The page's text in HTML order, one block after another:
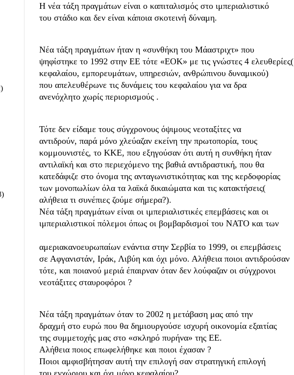
Η νέα τάξη πραγμάτων είναι ο καπιταλισμός στο ιμπεριαλιστικό
του στάδιο και δεν είναι κάποια σκοτεινή δύναμη.
Νέα τάξη πραγμάτων ήταν η «συνθήκη του Μάαστριχτ» που
ψηφίστηκε το 1992 στην ΕΕ τότε «ΕΟΚ» με τις γνώστες 4 ελευθερίες(
κεφαλαίου, εμπορευμάτων, υπηρεσιών, ανθρώπινου δυναμικού)
που απελευθέρωνε τις δυνάμεις του κεφαλαίου για να δρα
ανενόχλητο χωρίς περιορισμούς .
Τότε δεν είδαμε τους σύγχρονους όψιμους νεοταξίτες να
αντιδρούν, παρά μόνο χλεύαζαν εκείνη την πρωτοπορία, τους
κομμουνιστές, το ΚΚΕ, που εξηγούσαν ότι αυτή η συνθήκη ήταν
αντιλαϊκή και στο περιεχόμενο της βαθιά αντιδραστική, που θα
κατεδάφιζε στο όνομα της ανταγωνιστικότητας και της κερδοφορίας
των μονοπωλίων όλα τα λαϊκά δικαιώματα και τις κατακτήσεις(
αλήθεια τι συνέπιες ζούμε σήμερα?).
Νέα τάξη πραγμάτων είναι οι ιμπεριαλιστικές επεμβάσεις και οι
ιμπεριαλιστικοί πόλεμοι όπως οι βομβαρδισμοί του ΝΑΤΟ και των
αμεριακανοευρωπαίων ενάντια στην Σερβία το 1999, οι επεμβάσεις
σε Αφγανιστάν, Ιράκ, Λιβύη και όχι μόνο. Αλήθεια ποιοι αντιδρούσαν
τότε, και ποιανού μεριά έπαιρναν όταν δεν λούφαζαν οι σύγχρονοι
νεοτάξιτες σταυροφόροι ?
Νέα τάξη πραγμάτων όταν το 2002 η μετάβαση μας από την
δραχμή στο ευρώ που θα δημιουργούσε ισχυρή οικονομία εξαιτίας
της συμμετοχής μας στο «σκληρό πυρήνα» της ΕΕ.
Αλήθεια ποιος επωφελήθηκε και ποιοι έχασαν ?
Ποιοι αμφισβήτησαν αυτή την επιλογή σαν στρατηγική επιλογή